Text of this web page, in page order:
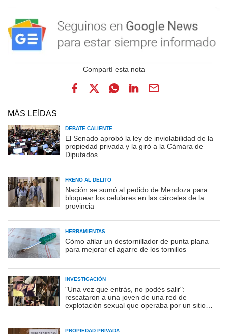
MÁS LEÍDAS
DEBATE CALIENTE
El Senado aprobó la ley de inviolabilidad de la
propiedad privada y la giró a la Cámara de
Diputados
FRENO AL DELITO
Nación se sumó al pedido de Mendoza para
bloquear los celulares en las cárceles de la
provincia
HERRAMIENTAS
Cómo afilar un destornillador de punta plana
para mejorar el agarre de los tornillos
INVESTIGACIÓN
"Una vez que entrás, no podés salir":
rescataron a una joven de una red de
explotación sexual que operaba por un sitio
PROPIEDAD PRIVADA